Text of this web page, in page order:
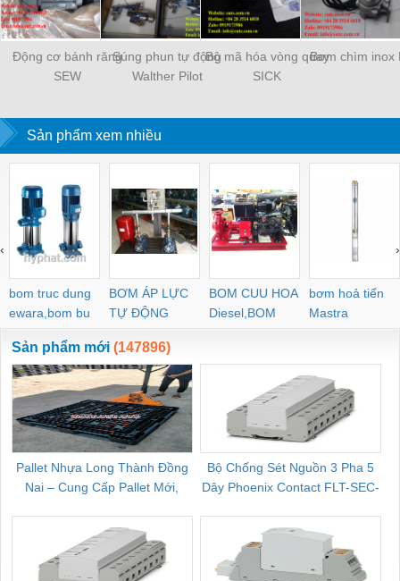
Động cơ bánh răng
SEW
Súng phun tự động
Walther Pilot
Bộ mã hóa vòng quay
SICK
Bơm chìm inox
Sản phẩm xem nhiều
bom truc dung
ewara,bom bu
ewara
BƠM ÁP LỰC
TỰ ĐỘNG
BOM CUU HOA
Diesel,BOM
CHUA CHAY
bơm hoả tiển
Mastra
‹ ›
Sản phẩm mới (147896)
Pallet Nhựa Long Thành Đồng
Nai – Cung Cấp Pallet Mới,
Bộ Chống Sét Nguồn 3 Pha 5
Dây Phoenix Contact FLT-SEC-